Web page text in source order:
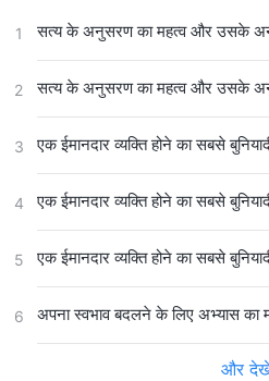
1 सत्य के अनुसरण का महत्व और उसके
2 सत्य के अनुसरण का महत्व और उसके
3 एक ईमानदार व्यक्ति होने का सबसे
4 एक ईमानदार व्यक्ति होने का सबसे
5 एक ईमानदार व्यक्ति होने का सबसे
6 अपना स्वभाव बदलने के लिए अभ्यास का
और